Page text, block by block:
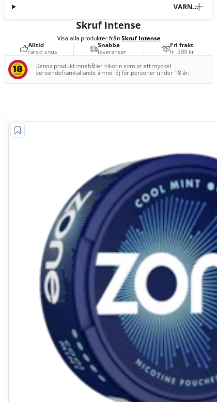
VARNI
Skruf Intense
Visa alla produkter frånSkruf Intense
Alltid
färskt snus
Snabba
leveranser
Fri frakt
fr. 399 kr
Denna produkt innehåller nikotin som är ett mycket
beroendeframkallande ämne. Ej för personer under 18 år.